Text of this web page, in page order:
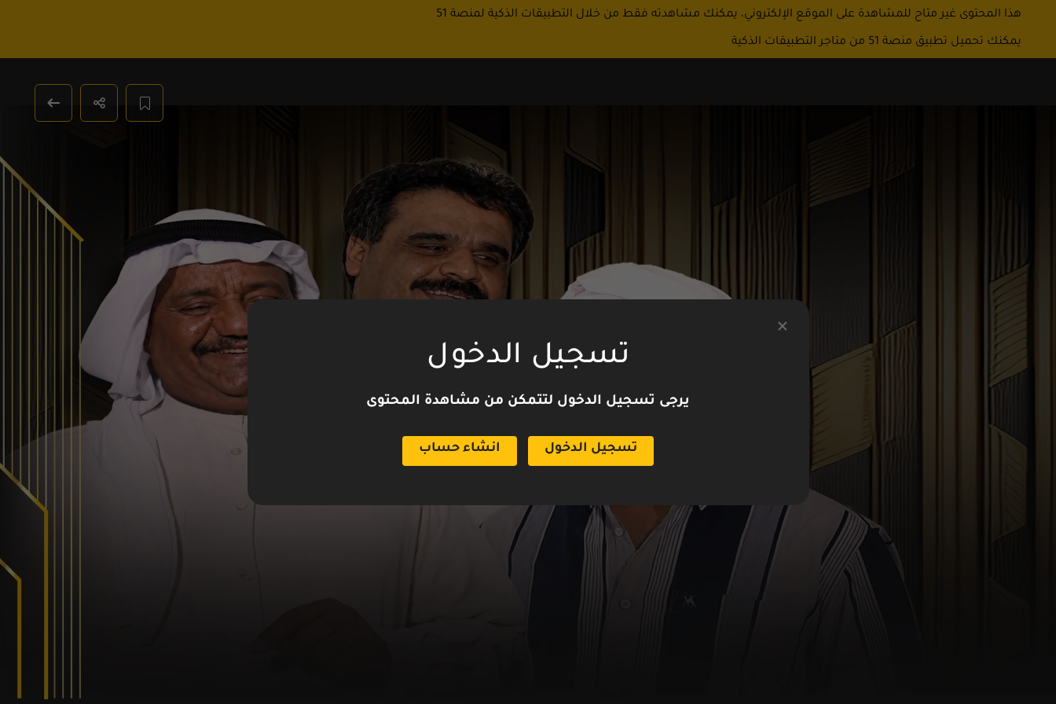
هذا المحتوى غير متاح للمشاهدة على الموقع الإلكتروني، يمكنك مشاهدته فقط من خلال التطبيقات الذكية لمنصة 51
يمكنك تحميل تطبيق منصة 51 من متاجر التطبيقات الذكية
تسجيل الدخول
يرجى تسجيل الدخول لتتمكن من مشاهدة المحتوى
تسجيل الدخول انشاء حساب